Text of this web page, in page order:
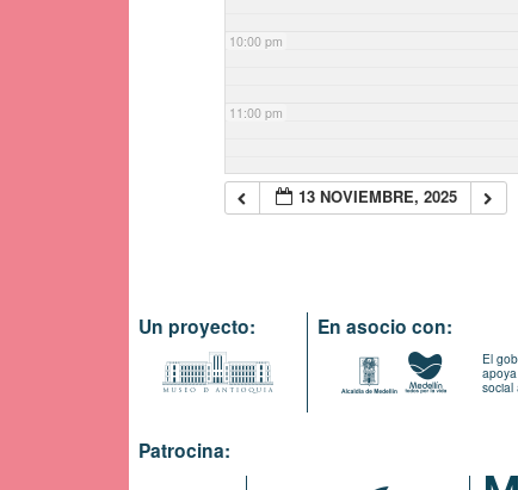
10:00 pm
11:00 pm
13 NOVIEMBRE, 2025
Un proyecto: En asocio con:
El
social
Patrocina: